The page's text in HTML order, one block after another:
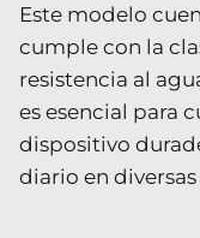
Este modelo
cumple con la
resistencia al
es esencial para
dispositivo
diario en